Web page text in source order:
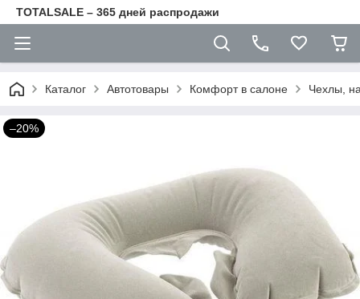
TOTALSALE – 365 дней распродажи
Каталог Автотовары Комфорт в салоне Чехлы,
–20%